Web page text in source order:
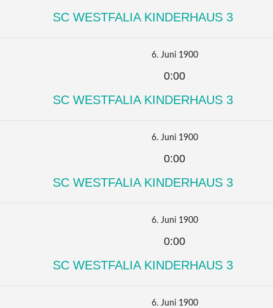
SC WESTFALIA KINDERHAUS 3
6. Juni 1900
0:00
SC WESTFALIA KINDERHAUS 3
6. Juni 1900
0:00
SC WESTFALIA KINDERHAUS 3
6. Juni 1900
0:00
SC WESTFALIA KINDERHAUS 3
6. Juni 1900